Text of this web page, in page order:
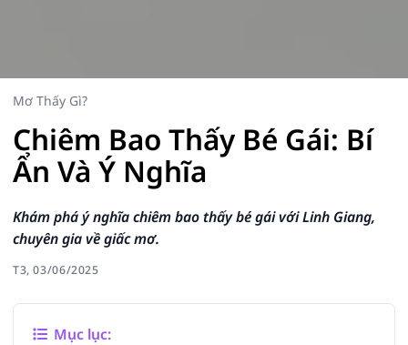
Mơ Thấy Gì?
Chiêm Bao Thấy Bé Gái: Bí
Ẩn Và Ý Nghĩa
Khám phá ý nghĩa chiêm bao thấy bé gái với Linh Giang,
chuyên gia về giấc mơ.
T3, 03/06/2025
Mục lục: